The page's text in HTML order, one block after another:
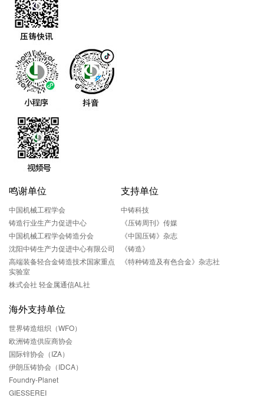
鸣谢单位
中国机械工程学会
铸造行业生产力促进中心
中国机械工程学会铸造分会
沈阳中铸生产力促进中心有限公司
高端装备轻合金铸造技术国家重点
实验室
株式会社 轻金属通信AL社
支持单位
中铸科技
《压铸周刊》传媒
《中国压铸》杂志
《铸造》
《特种铸造及有色合金》杂志社
海外支持单位
世界铸造组织（WFO）
欧洲铸造供应商协会
国际锌协会（IZA）
伊朗压铸协会（IDCA）
Foundry-Planet
GIESSEREI